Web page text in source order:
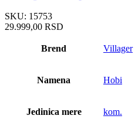
SKU: 15753
29.999,00 RSD
Brend Villager
Namena Hobi
Jedinica mere kom.